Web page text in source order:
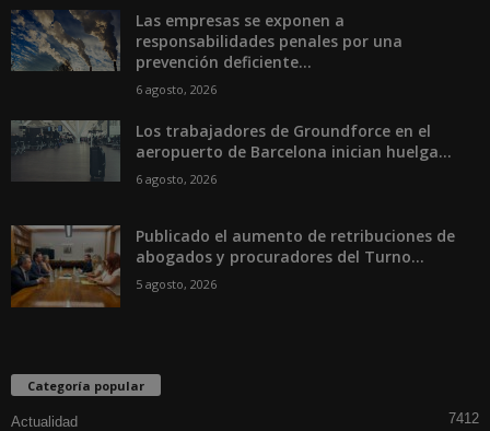
Las empresas se exponen a
responsabilidades penales por una
prevención deficiente...
6 agosto, 2026
Los trabajadores de Groundforce en el
aeropuerto de Barcelona inician huelga...
6 agosto, 2026
Publicado el aumento de retribuciones de
abogados y procuradores del Turno...
5 agosto, 2026
Categoría popular
Actualidad 7412